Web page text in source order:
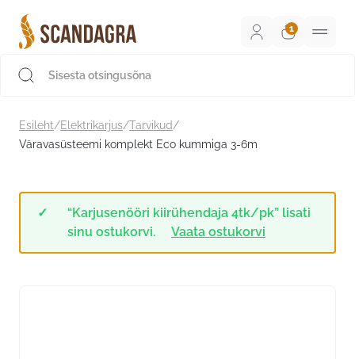
sisu
juurde
Esileht/Elektrikarjus/Tarvikud/
Väravasüsteemi komplekt Eco kummiga 3-6m
“Karjusenööri kiirühendaja 4tk/pk” lisati
sinu ostukorvi.
Vaata ostukorvi